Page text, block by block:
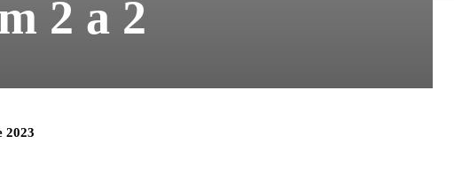
2 a 2
2023